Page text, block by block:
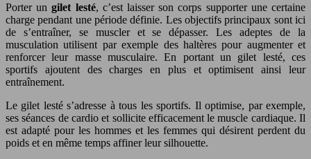
Porter ungilet lesté, c’est laisser son corps supporter une certaine
charge pendant une période définie. Les objectifs principaux sont ici
de s’entraîner, se muscler et se dépasser. Les adeptes de la
musculation utilisent par exemple des haltères pour augmenter et
renforcer leur masse musculaire. En portant un gilet lesté, ces
sportifs ajoutent des charges en plus et optimisent ainsi leur
entraînement.
Le gilet lesté s’adresse à tous les sportifs. Il optimise, par exemple,
ses séances de cardio et sollicite efficacement le muscle cardiaque. Il
est adapté pour les hommes et les femmes qui désirent perdent du
poids et en même temps affiner leur silhouette.